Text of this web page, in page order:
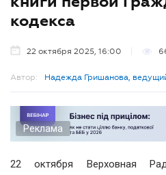
кодекса
22 октября 2025, 16:00
Автор: Надежда Гришанова,
Реклама
22 октября Верховная